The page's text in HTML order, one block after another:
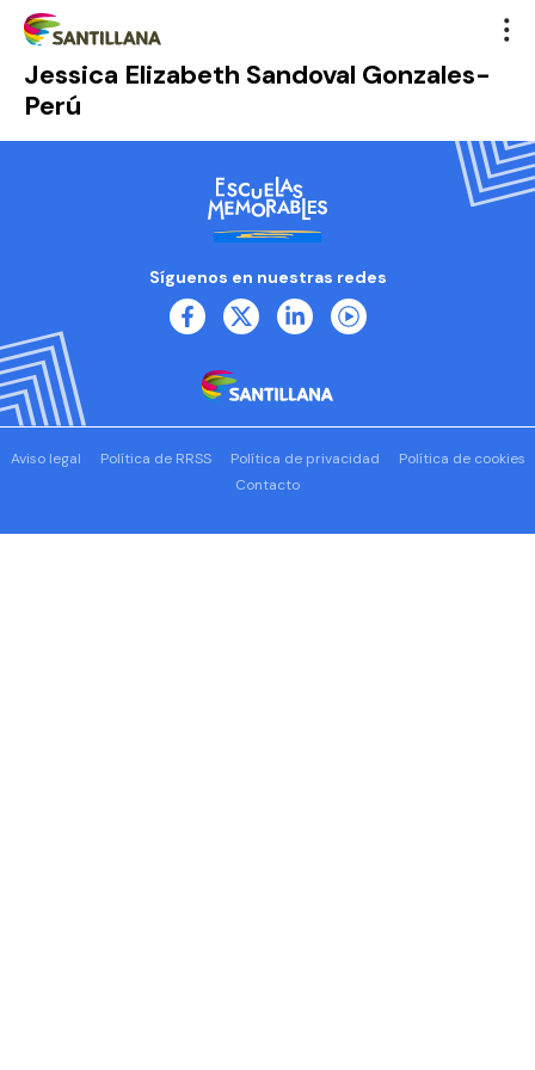
Jessica Elizabeth Sandoval Gonzales-
Perú
Síguenos en nuestras redes
Aviso legal Política de RRSS Política de privacidad
Política de cookies
Contacto